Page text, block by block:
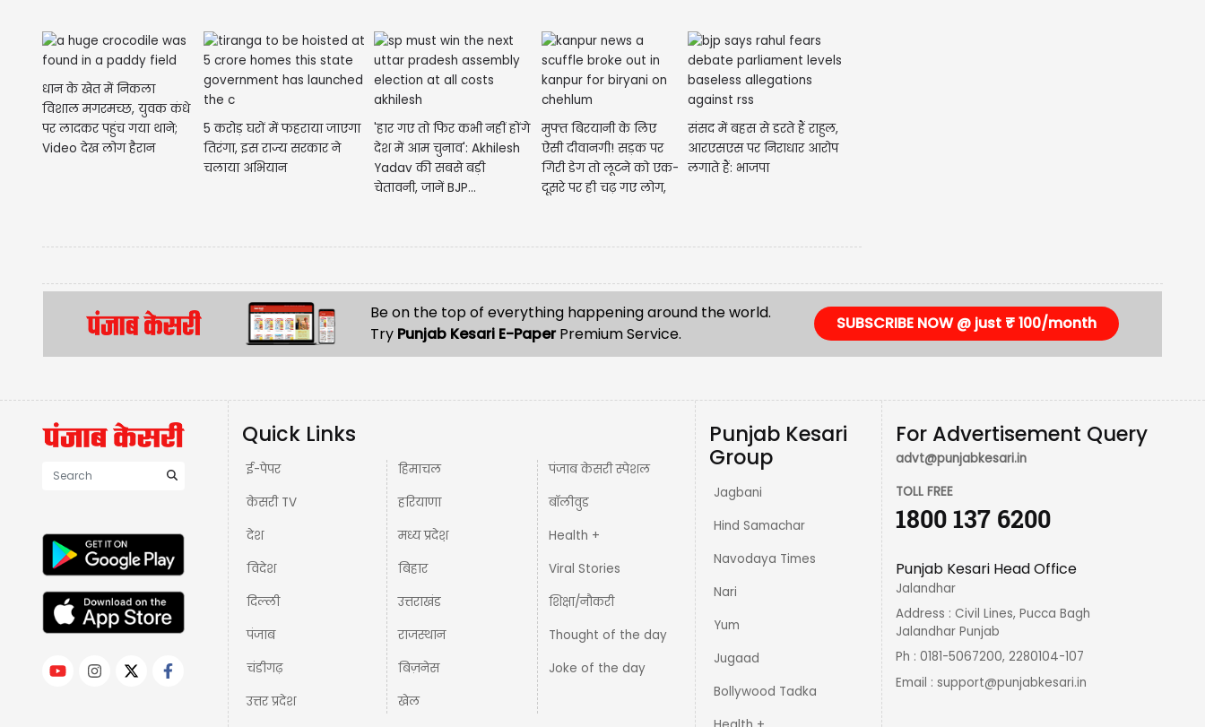
धान के खेत में निकला
विशाल मगरमच्छ, युवक कंधे
पर लादकर पहुंच गया थाने;
Video देख लोग हैरान
5 करोड़ घरों में फहराया जाएगा
तिरंगा, इस राज्य सरकार ने
चलाया अभियान
'हार गए तो फिर कभी नहीं होंगे
देश में आम चुनाव': Akhilesh
Yadav की सबसे बड़ी
चेतावनी, जानें BJP...
मुफ्त बिरयानी के लिए
ऐसी दीवानगी! सड़क पर
गिरी डेग तो लूटने को एक-
दूसरे पर ही चढ़ गए लोग,
संसद में बहस से डरते हैं राहुल,
आरएसएस पर निराधार आरोप
लगाते हैं: भाजपा
Be on the top of everything happening around the world.
Try Punjab Kesari E-PaperPremium Service.
SUBSCRIBE NOW @ just ₹ 100/month
Quick Links
ई-पेपर
केसरी TV
देश
विदेश
दिल्ली
पंजाब
चंडीगढ़
उत्तर प्रदेश
हिमाचल
हरियाणा
मध्य प्रदेश़
बिहार
उत्तराखंड
राजस्थान
बिज़नेस
खेल
पंजाब केसरी स्पेशल
बॉलीवुड
Health +
Viral Stories
शिक्षा/नौकरी
Thought of the day
Joke of the day
Punjab Kesari
Group
Jagbani
Hind Samachar
Navodaya Times
Nari
Yum
Jugaad
Bollywood Tadka
For Advertisement Query
advt@punjabkesari.in
TOLL FREE
1800 137 6200
Punjab Kesari Head Office
Jalandhar
Address : Civil Lines, Pucca Bagh
Jalandhar Punjab
Ph : 0181-5067200, 2280104-107
Email :support@punjabkesari.in